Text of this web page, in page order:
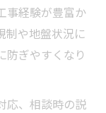
事経験が豊富か
制や地盤状況に
防ぎやすくなり
応、相談時の説